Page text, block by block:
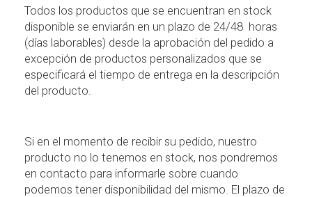
Todos los productos que se encuentran en stock
disponible se enviarán en un plazo de 24/48 horas
(días laborables) desde la aprobación del pedido a
excepción de productos personalizados que se
especificará el tiempo de entrega en la descripción
del producto.
Si en el momento de recibir su pedido, nuestro
producto no lo tenemos en stock, nos pondremos
en contacto para informarle sobre cuando
podemos tener disponibilidad del mismo. El plazo de